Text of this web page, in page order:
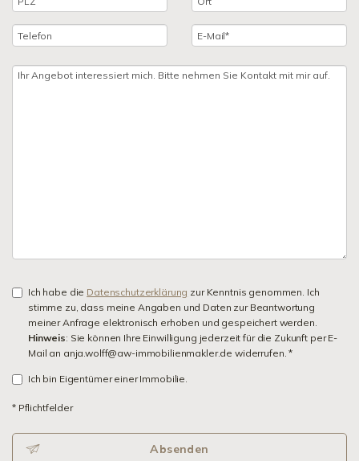
Ich habe die Datenschutzerklärung zur Kenntnis genommen. Ich
stimme zu, dass meine Angaben und Daten zur Beantwortung
meiner Anfrage elektronisch erhoben und gespeichert werden.
Hinweis: Sie können Ihre Einwilligung jederzeit für die Zukunft per E-
Mail an anja.wolff@aw-immobilienmakler.de widerrufen. *
Ich bin Eigentümer einer Immobilie.
* Pflichtfelder
Absenden